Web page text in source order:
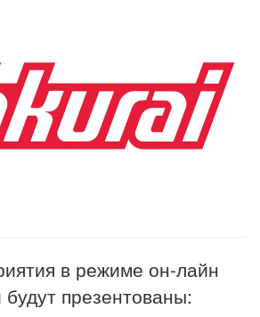
в режиме он-лайн
презентованы: